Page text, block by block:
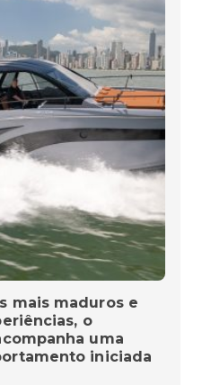
mais maduros e
o
uma
iniciada